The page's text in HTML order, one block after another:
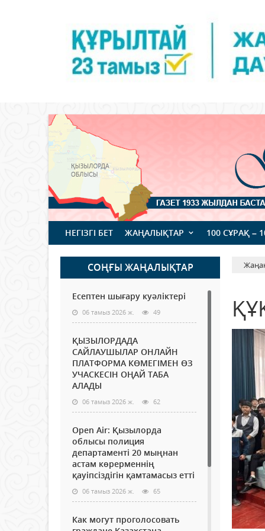
НЕГІЗГІ БЕТ ЖАҢАЛЫҚТАР 100 СҰРАҚ –
СОҢҒЫ ЖАҢАЛЫҚТАР
Есептен шығару куәліктері
06 тамыз 2026 ж. 49
ҚЫЗЫЛОРДАДА
САЙЛАУШЫЛАР ОНЛАЙН
ПЛАТФОРМА КӨМЕГІМЕН ӨЗ
УЧАСКЕСІН ОҢАЙ ТАБА
АЛАДЫ
06 тамыз 2026 ж. 62
Open Air: Қызылорда
облысы полиция
департаменті 20 мыңнан
астам көрерменнің
қауіпсіздігін қамтамасыз етті
06 тамыз 2026 ж. 65
Как могут проголосовать